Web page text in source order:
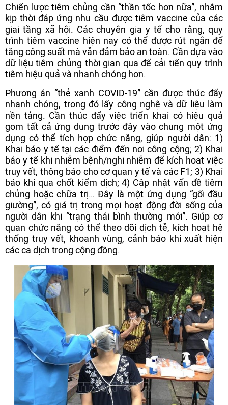
Chiến lược tiêm chủng cần “thần tốc hơn nữa”, nhằm
kịp thời đáp ứng nhu cầu được tiêm vaccine của các
giai tầng xã hội. Các chuyên gia y tế cho rằng, quy
trình tiêm vaccine hiện nay có thể được rút ngắn để
tăng công suất mà vẫn đảm bảo an toàn. Cần dựa vào
dữ liệu tiêm chủng thời gian qua để cải tiến quy trình
tiêm hiệu quả và nhanh chóng hơn.
Phương án “thẻ xanh COVID-19” cần được thúc đẩy
nhanh chóng, trong đó lấy công nghệ và dữ liệu làm
nền tảng. Cần thúc đẩy việc triển khai có hiệu quả
gom tất cả ứng dụng trước đây vào chung một ứng
dụng có thể tích hợp chức năng, giúp người dân: 1)
Khai báo y tế tại các điểm đến nơi công cộng; 2) Khai
báo y tế khi nhiễm bệnh/nghi nhiễm để kích hoạt việc
truy vết, thông báo cho cơ quan y tế và các F1; 3) Khai
báo khi qua chốt kiểm dịch; 4) Cập nhật vấn đề tiêm
chủng hoặc chữa trị… Đây là một ứng dụng “gối đầu
giường”, có giá trị trong mọi hoạt động đời sống của
người dân khi “trạng thái bình thường mới”. Giúp cơ
quan chức năng có thể theo dõi dịch tễ, kích hoạt hệ
thống truy vết, khoanh vùng, cảnh báo khi xuất hiện
các ca dịch trong cộng đồng.